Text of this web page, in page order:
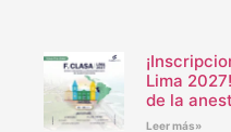
Lima
de la
Leer más»